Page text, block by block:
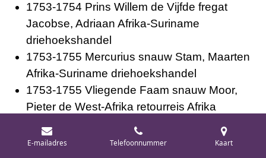
1753-1754 Prins Willem de Vijfde fregat
Jacobse, Adriaan Afrika-Suriname
driehoekshandel
1753-1755 Mercurius snauw Stam, Maarten
Afrika-Suriname driehoekshandel
1753-1755 Vliegende Faam snauw Moor,
Pieter de West-Afrika retourreis Afrika
E-mailadres Telefoonnummer Kaart